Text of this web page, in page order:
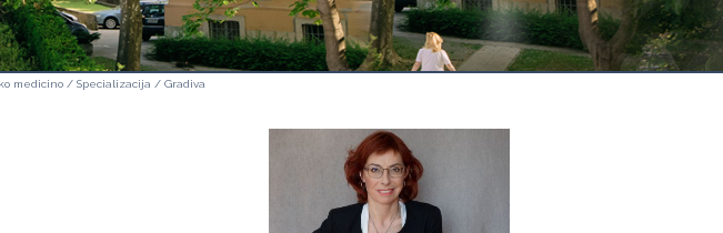
medicino / Specializacija / Gradiva